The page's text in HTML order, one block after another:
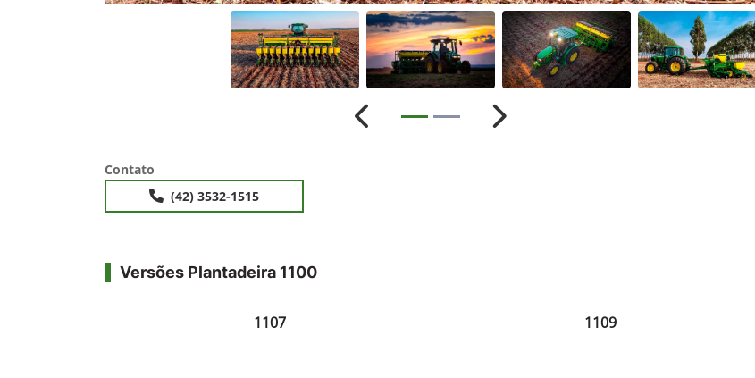
Anterior Próximo
Contato
(42) 3532-1515
Versões Plantadeira 1100
1107 1109